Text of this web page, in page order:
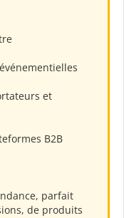
et
B2B
parfait
de produits